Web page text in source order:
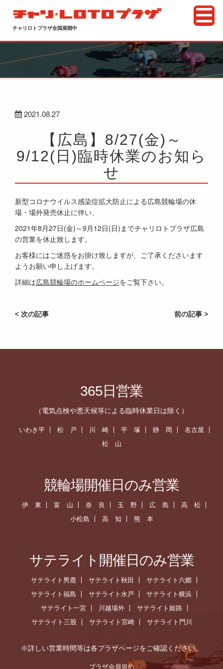
チャリロトプラザ全国展開中
2021.08.27
【広島】8/27(金)～
9/12(日)臨時休業のお知ら
せ
新型コロナウイルス感染症拡大防止による広島競輪場の休
場・場外発売休止に伴い、
2021年8月27日(金)～9月12日(日)までチャリロトプラザ広島
の営業を休止致します。
お客様にはご迷惑をお掛け致しますが、ご了承くださいます
ようお願い申し上げます。
詳細は広島競輪場のホームページをご覧下さい。
前の記事 >
< 次の記事
365日営業
（電気点検や悪天候等による臨時休業日は除く）
いわき平 松 戸 川 崎 平 塚 静 岡
名古屋
松 山
競輪場開催日のみ営業
伊 東 富 山 奈 良 玉 野 広 島
高 松
小松島
高 知 熊 本
サテライト開催日のみ営業
サテライト男鹿 サテライト秋田
サテライト六郷
サテライト福島
サテライト水戸
サテライト横浜
サテライト一宮
川越場外
サテライト姫路
サテライト三股
サテライト宮崎 サテライト門川
※詳しい営業時間等は各プラザページをご確認ください。
プラザ会員規約